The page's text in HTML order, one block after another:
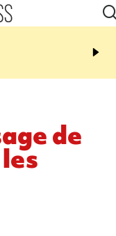
08:37
La flamme
de